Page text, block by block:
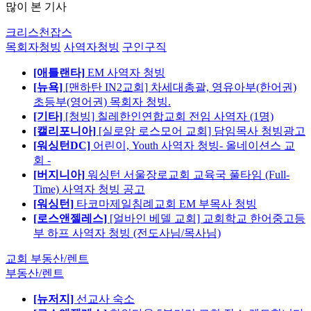
많이 본 기사
크리스천잡스
목회자청빙 사역자청빙 구인구직
[애틀랜타] EM 사역자 청빙
[뉴욕] [맨하탄 IN2교회] 차세대총괄, 영유아부(한어권)
초등부(영어권) 목회자 청빙.
[기타] [청빙] 칠레한인연합교회 전임 사역자 (1명)
[캘리포니아] [실로암 로스모어 교회] 담임목사 청빙광고
[워싱턴DC] 어린이, Youth 사역자 청빙- 올네이션스 교
회 -
[버지니아] 워싱턴 서울장로교회 교육국 풀타임 (Full-
Time) 사역자 청빙 공고
[워싱턴] 타코마제일침례교회 EM 부목사 청빙
[로스앤젤레스] [얼바인 베델 교회] 교회학교 한어중고등
부 하프 사역자 청빙 (전도사님/목사님)
교회 부동산/렌트
부동산/렌트
[뉴저지] 선교사 숙소